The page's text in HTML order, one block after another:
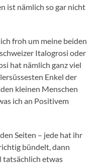
ist nämlich so gar nicht
froh um meine beiden
Italogrosi oder
hat nämlich ganz viel
Enkel der
kleinen Menschen
ich an Positivem
Seiten – jede hat ihr
bündelt, dann
tatsächlich etwas